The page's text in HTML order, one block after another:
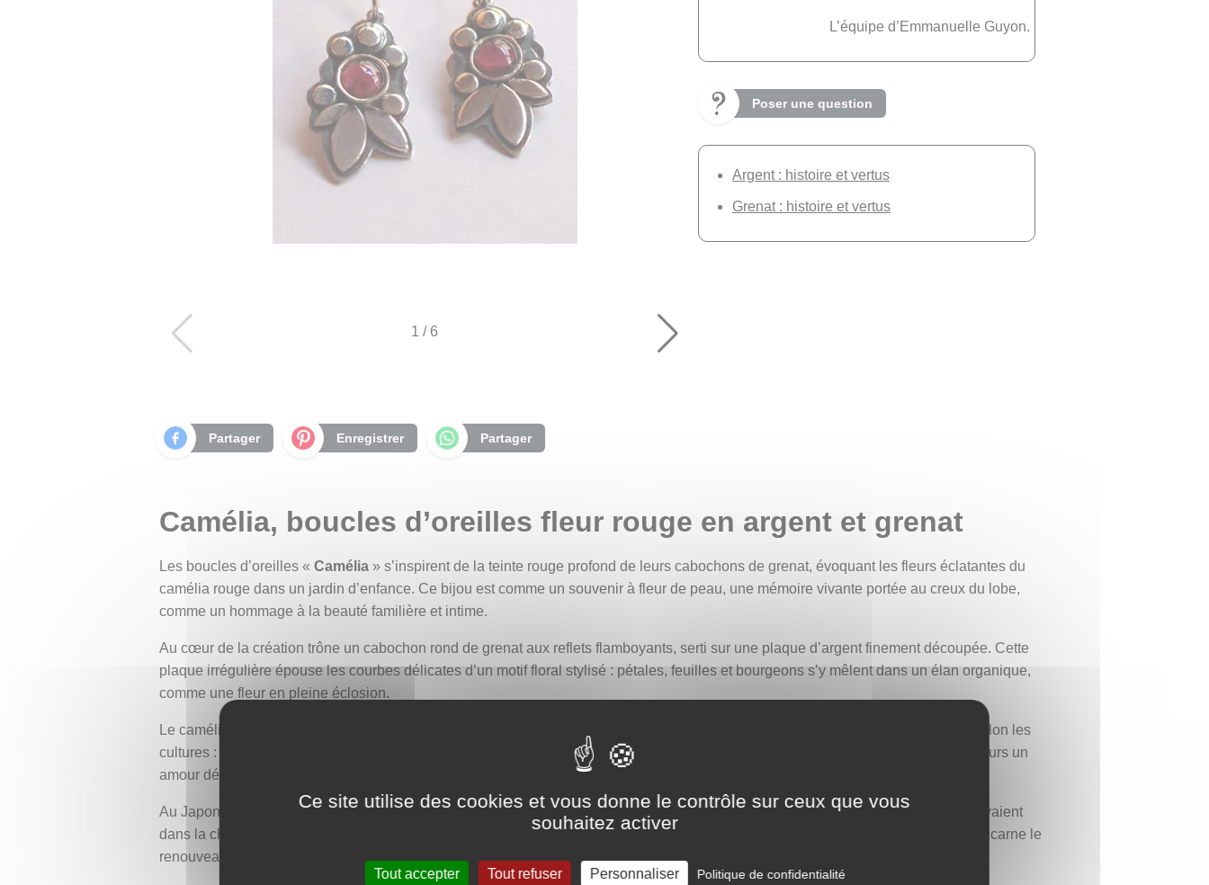
1 / 6
L’équipe d’Emmanuelle Guyon.
Poser une question
Argent : histoire et vertus
Grenat : histoire et vertus
Partager Enregistrer Partager
Camélia, boucles d’oreilles fleur rouge en argent et grenat
Les boucles d’oreilles « Camélia » s’inspirent de la teinte rouge profond de leurs cabochons de grenat, évoquant les fleurs éclatantes du
camélia rouge dans un jardin d’enfance. Ce bijou est comme un souvenir à fleur de peau, une mémoire vivante portée au creux du lobe,
comme un hommage à la beauté familière et intime.
Au cœur de la création trône un cabochon rond de grenat aux reflets flamboyants, serti sur une plaque d’argent finement découpée. Cette
plaque irrégulière épouse les courbes délicates d’un motif floral stylisé : pétales, feuilles et bourgeons s’y mêlent dans un élan organique,
comme une fleur en pleine éclosion.
Le camélia est un arbuste originaire d’Asie, admiré pour sa floraison hivernale et son feuillage persistant. Son symbolisme varie selon les
cultures : en Occident, il évoque la grâce et l’admiration profonde. Le camélia rouge, en particulier, exprime dans le langage des fleurs un
amour dévoué et une fidélité passionnée.
Au Japon, le camélia (tsubaki) possède une forte valeur culturelle. Symbole impérial et sacré, il est aussi lié aux samouraïs, qui voyaient
dans la chute silencieuse de ses fleurs un reflet poignant de la fugacité de la vie. En Chine, le camellia sinensis — arbre à thé — incarne le
renouveau du printemps, la longévité, la chance et l’harmonie conjugale.
Ce site utilise des cookies et vous donne le contrôle sur ceux que vous
souhaitez activer
Tout accepter Tout refuser Personnaliser Politique de confidentialité